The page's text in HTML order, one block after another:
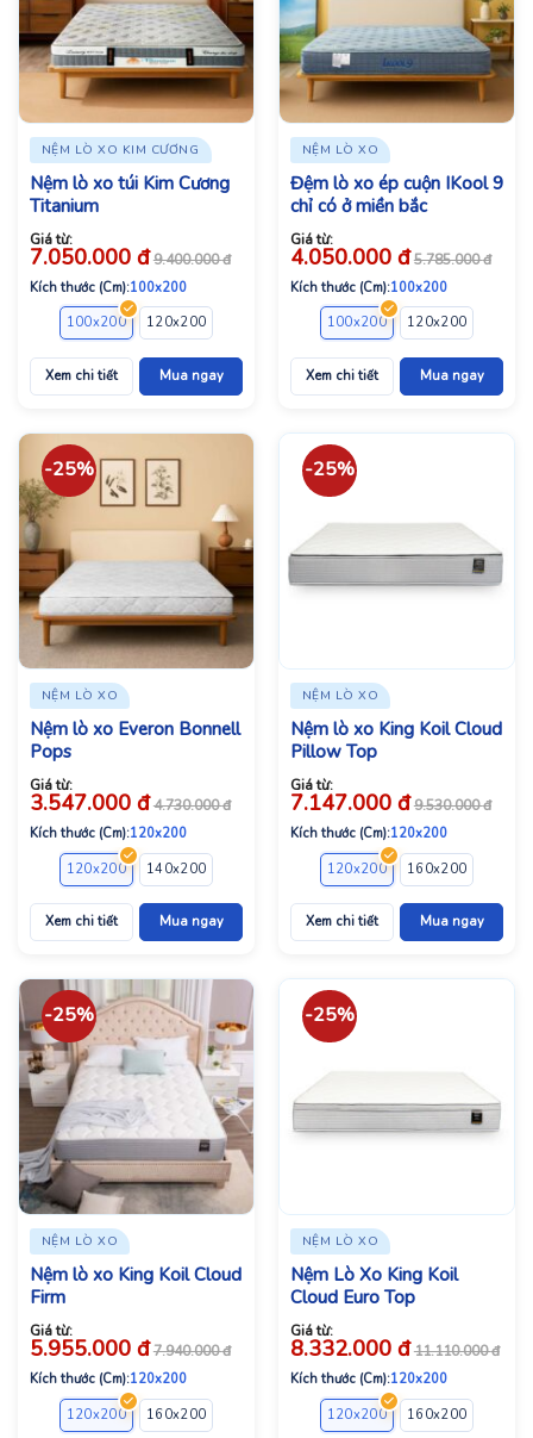
NỆM LÒ XO KIM CƯƠNG
Nệm lò xo túi Kim Cương
Titanium
Giá từ:
7.050.000 đ 9.400.000đ
Kích thước (Cm):100x200
100x200
120x200 160x200 180x200
Xem chi tiết Mua ngay
NỆM LÒ XO
Đệm lò xo ép cuộn IKool 9
chỉ có ở miền bắc
Giá từ:
4.050.000 đ 5.785.000đ
Kích thước (Cm):100x200
100x200
120x200
Xem chi tiết Mua ngay
-25%
NỆM LÒ XO
Nệm lò xo Everon Bonnell
Pops
Giá từ:
3.547.000 đ 4.730.000đ
Kích thước (Cm):120x200
120x200
140x200 180x200
Xem chi tiết Mua ngay
-25%
NỆM LÒ XO
Nệm lò xo King Koil Cloud
Pillow Top
Giá từ:
7.147.000 đ 9.530.000đ
Kích thước (Cm):120x200
120x200
160x200
Xem chi tiết Mua ngay
-25%
NỆM LÒ XO
Nệm lò xo King Koil Cloud
Firm
Giá từ:
5.955.000 đ 7.940.000đ
Kích thước (Cm):120x200
120x200
160x200 200x220
-25%
NỆM LÒ XO
Nệm Lò Xo King Koil
Cloud Euro Top
Giá từ:
8.332.000 đ 11.110.000đ
Kích thước (Cm):120x200
120x200
160x200